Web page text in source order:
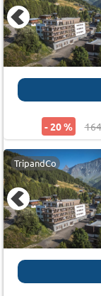
- 20 %
TripandCo